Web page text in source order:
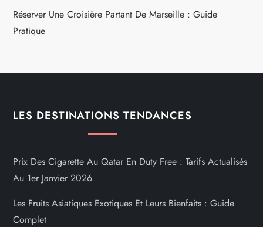
Réserver Une Croisière Partant De Marseille : Guide
Pratique
LES DESTINATIONS TENDANCES
Prix Des Cigarette Au Qatar En Duty Free : Tarifs Actualisés
Au 1er Janvier 2026
Les Fruits Asiatiques Exotiques Et Leurs Bienfaits : Guide
Complet